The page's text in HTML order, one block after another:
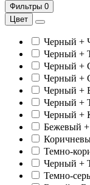
Фильтры 0
Цвет
Черный +
Черный +
Черный +
Черный +
Черный +
Черный +
Черный +
Бежевый
Темно-
Черный +
Темно-